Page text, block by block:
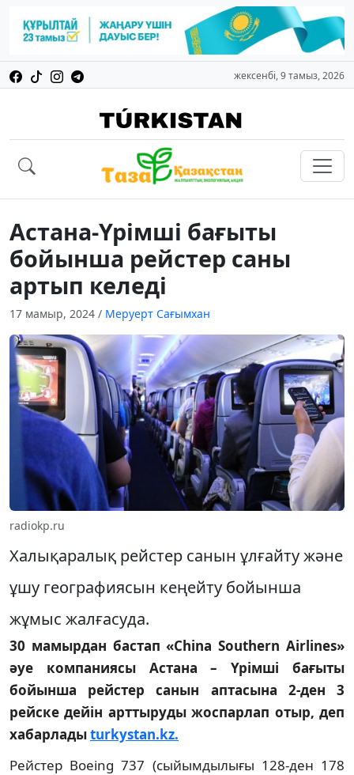
жексенбі, 9 тамыз, 2026
Астана-Үрімші бағыты
бойынша рейстер саны
артып келеді
17 мамыр, 2024 / Меруерт Сағымхан
radiokp.ru
Халықаралық рейстер санын ұлғайту және
ұшу географиясын кеңейту бойынша
жұмыс жалғасуда.
30 мамырдан бастап «China Southern Airlines»
әуе компаниясы Астана – Үрімші бағыты
бойынша рейстер санын аптасына 2-ден 3
рейске дейін арттыруды жоспарлап отыр, деп
хабарладыturkystan.kz.
Рейстер Boeing 737 (сыйымдылығы 128-ден 178